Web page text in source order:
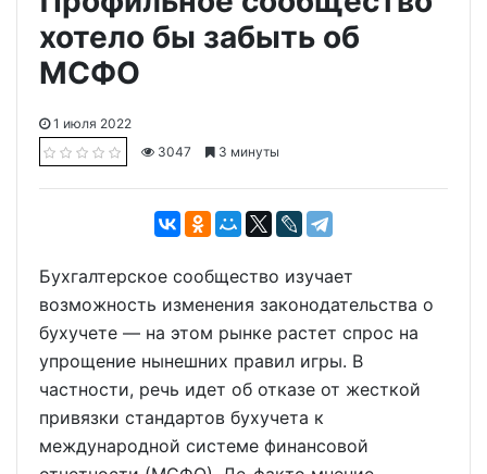
хотело бы забыть об
МСФО
1 июля 2022
3047
3 минуты
Бухгалтерское сообщество изучает
возможность изменения законодательства о
бухучете — на этом рынке растет спрос на
упрощение нынешних правил игры. В
частности, речь идет об отказе от жесткой
привязки стандартов бухучета к
международной системе финансовой